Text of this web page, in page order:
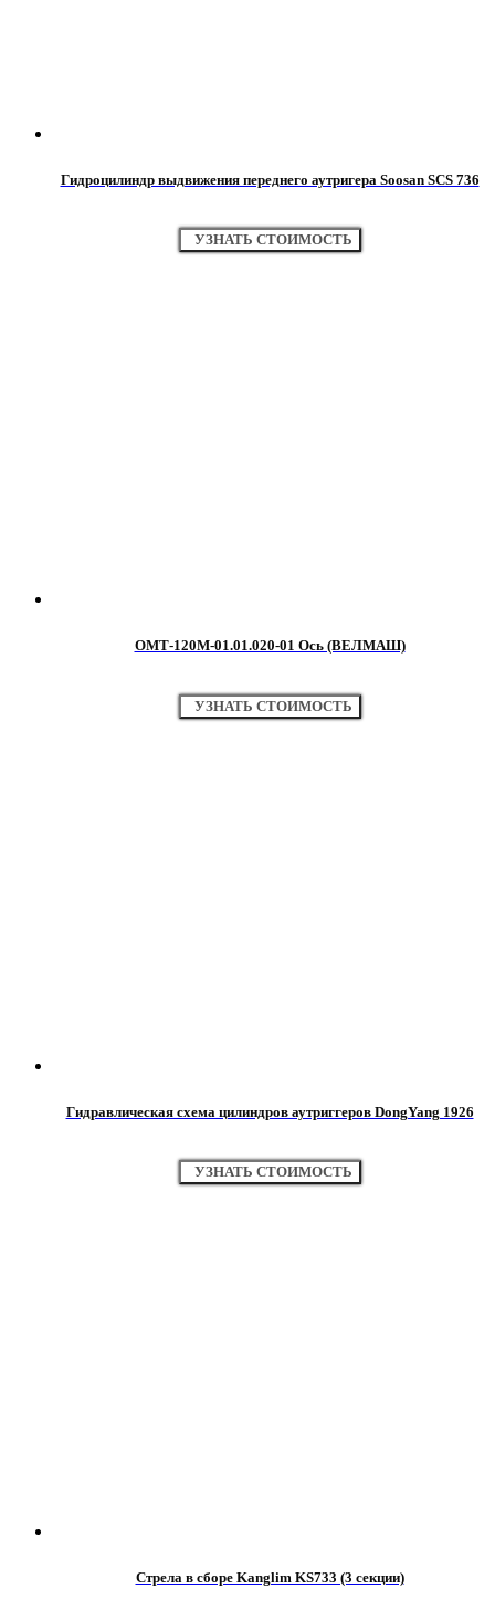
Гидроцилиндр выдвижения переднего аутригера Soosan SCS 736
УЗНАТЬ СТОИМОСТЬ
ОМТ-120М-01.01.020-01 Ось (ВЕЛМАШ)
УЗНАТЬ СТОИМОСТЬ
Гидравлическая схема цилиндров аутриггеров DongYang 1926
УЗНАТЬ СТОИМОСТЬ
Стрела в сборе Kanglim KS733 (3 секции)